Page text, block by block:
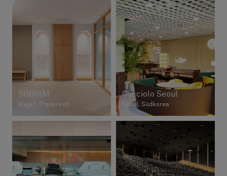
SOBRIM
Anglet, Frankreich
Cucciolo Seoul
Seoul, Südkorea